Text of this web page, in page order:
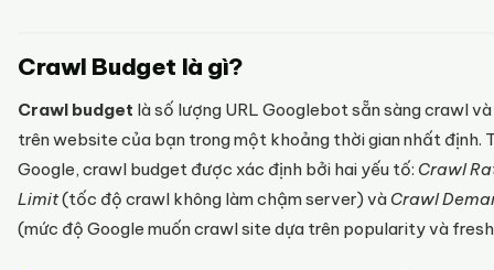
Crawl Budget là gì?
Crawl budget là số lượng URL Googlebot sẵn sàng crawl và
trên website của bạn trong một khoảng thời gian nhất định.
Google, crawl budget được xác định bởi hai yếu tố: Crawl
Limit(tốc độ crawl không làm chậm server) và Crawl
(mức độ Google muốn crawl site dựa trên popularity và